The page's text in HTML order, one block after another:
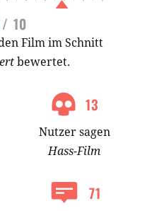
/ 10
Film im Schnitt
bewertet.
13
Nutzersagen
Hass-Film
71